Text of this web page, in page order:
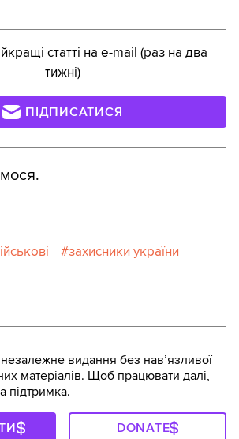
статті на e-mail (раз на два
тижні)
ПІДПИСАТИСЯ
захисники україни
видання без навʼязливої
матеріалів. Щоб працювати далі,
підтримка.
DONATE